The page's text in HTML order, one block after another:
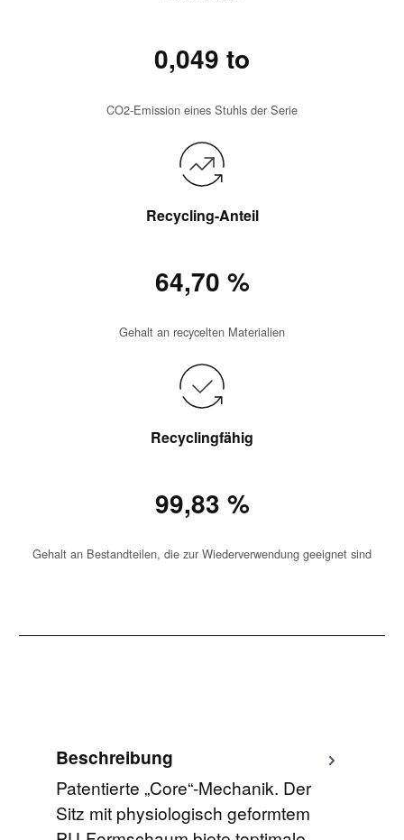
0,049 to
CO2-Emission eines Stuhls der Serie
Recycling-Anteil
64,70 %
Gehalt an recycelten Materialien
Recyclingfähig
99,83 %
Gehalt an Bestandteilen, die zur Wiederverwendung geeignet sind
Beschreibung
Patentierte „Core“-Mechanik. Der
Sitz mit physiologisch geformtem